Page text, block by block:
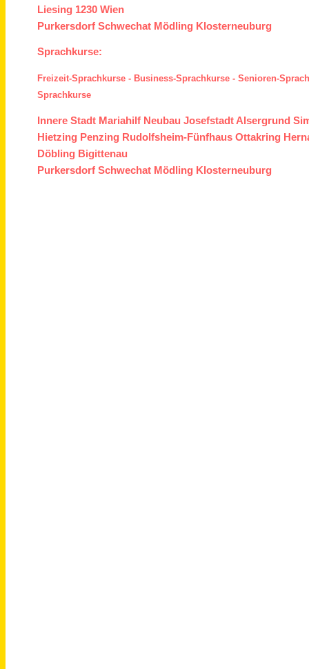
Liesing 1230 Wien
Purkersdorf Schwechat Mödling Klosterneuburg
Sprachkurse:
Freizeit-Sprachkurse - Business-Sprachkurse -Senioren-
Sprachkurse
Innere Stadt Mariahilf Neubau Josefstadt Alsergrund
Hietzing Penzing Rudolfsheim-Fünfhaus Ottakring
Döbling Bigittenau
Purkersdorf Schwechat Mödling Klosterneuburg